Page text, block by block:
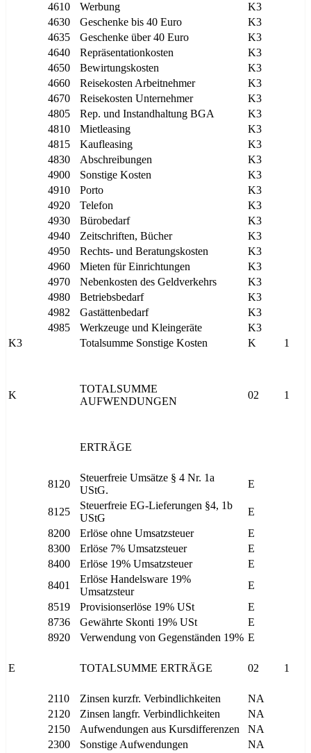
4610
Werbung
K3
4630
Geschenke bis 40 Euro
K3
4635
Geschenke über 40 Euro
K3
4640
Repräsentationkosten
K3
4650
Bewirtungskosten
K3
4660
Reisekosten Arbeitnehmer
K3
4670
Reisekosten Unternehmer
K3
4805
Rep. und Instandhaltung BGA
K3
4810
Mietleasing
K3
4815
Kaufleasing
K3
4830
Abschreibungen
K3
4900
Sonstige Kosten
K3
4910
Porto
K3
4920
Telefon
K3
4930
Bürobedarf
K3
4940
Zeitschriften, Bücher
K3
4950
Rechts- und Beratungskosten
K3
4960
Mieten für Einrichtungen
K3
4970
Nebenkosten des Geldverkehrs
K3
4980
Betriebsbedarf
K3
4982
Gastättenbedarf
K3
4985
Werkzeuge und Kleingeräte
K3
K3
Totalsumme Sonstige Kosten K 1
K
TOTALSUMME
AUFWENDUNGEN
02 1
ERTRÄGE
8120
Steuerfreie Umsätze § 4 Nr. 1a
UStG.
E
8125
Steuerfreie EG-Lieferungen §4, 1b
UStG
E
8200
Erlöse ohne Umsatzsteuer
E
8300
Erlöse 7% Umsatzsteuer
E
8400
Erlöse 19% Umsatzsteuer
E
8401
Erlöse Handelsware 19%
Umsatzsteur
E
8519
Provisionserlöse 19% USt
E
8736
Gewährte Skonti 19% USt
E
8920
Verwendung von Gegenständen 19% E
E TOTALSUMME ERTRÄGE 02 1
2110 Zinsen kurzfr. Verbindlichkeiten
NA
2120
Zinsen langfr. Verbindlichkeiten
NA
2150
Aufwendungen aus Kursdifferenzen
NA
2300
Sonstige Aufwendungen
NA